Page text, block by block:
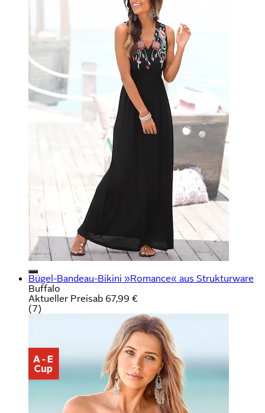
Bügel-Bandeau-Bikini »Romance« aus Strukturware
Buffalo
Aktueller Preisab 67,99 €
(7)